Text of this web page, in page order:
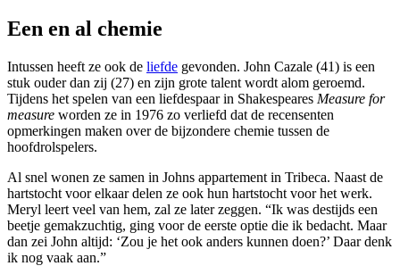
Een en al chemie
Intussen heeft ze ook de liefde gevonden. John Cazale (41) is een
stuk ouder dan zij (27) en zijn grote talent wordt alom geroemd.
Tijdens het spelen van een liefdespaar in Shakespeares Measure for
measure worden ze in 1976 zo verliefd dat de recensenten
opmerkingen maken over de bijzondere chemie tussen de
hoofdrolspelers.
Al snel wonen ze samen in Johns appartement in Tribeca. Naast de
hartstocht voor elkaar delen ze ook hun hartstocht voor het werk.
Meryl leert veel van hem, zal ze later zeggen. “Ik was destijds een
beetje gemakzuchtig, ging voor de eerste optie die ik bedacht. Maar
dan zei John altijd: ‘Zou je het ook anders kunnen doen?’ Daar denk
ik nog vaak aan.”